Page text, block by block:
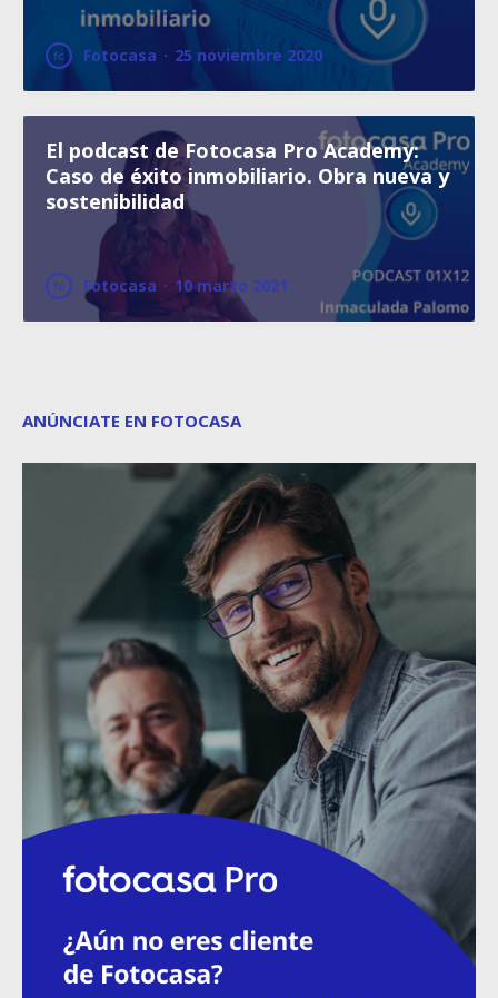
Fotocasa · 25 noviembre 2020
El podcast de Fotocasa Pro Academy:
Caso de éxito inmobiliario. Obra nueva y
sostenibilidad
Fotocasa · 10 marzo 2021
ANÚNCIATE EN FOTOCASA